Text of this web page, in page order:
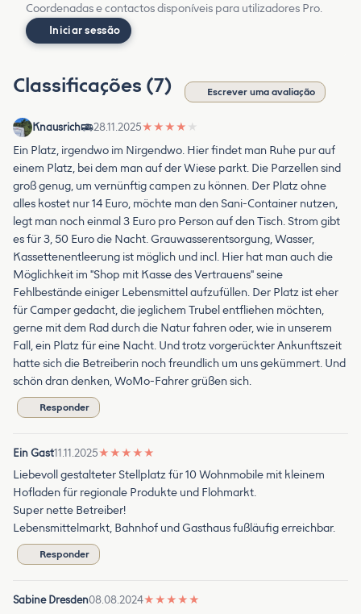
Coordenadas e contactos disponíveis para utilizadores Pro.
Iniciar sessão
Classificações (7) Escrever uma avaliação
Knausrich 28.11.2025★ ★ ★ ★ ★
Ein Platz, irgendwo im Nirgendwo. Hier findet man Ruhe pur auf
einem Platz, bei dem man auf der Wiese parkt. Die Parzellen sind
groß genug, um vernünftig campen zu können. Der Platz ohne
alles kostet nur 14 Euro, möchte man den Sani-Container nutzen,
legt man noch einmal 3 Euro pro Person auf den Tisch. Strom gibt
es für 3, 50 Euro die Nacht. Grauwasserentsorgung, Wasser,
Kassettenentleerung ist möglich und incl. Hier hat man auch die
Möglichkeit im "Shop mit Kasse des Vertrauens" seine
Fehlbestände einiger Lebensmittel aufzufüllen. Der Platz ist eher
für Camper gedacht, die jeglichem Trubel entfliehen möchten,
gerne mit dem Rad durch die Natur fahren oder, wie in unserem
Fall, ein Platz für eine Nacht. Und trotz vorgerückter Ankunftszeit
hatte sich die Betreiberin noch freundlich um uns gekümmert. Und
schön dran denken, WoMo-Fahrer grüßen sich.
Responder
Ein Gast11.11.2025★ ★ ★ ★ ★
Liebevoll gestalteter Stellplatz für 10 Wohnmobile mit kleinem
Hofladen für regionale Produkte und Flohmarkt.
Super nette Betreiber!
Lebensmittelmarkt, Bahnhof und Gasthaus fußläufig erreichbar.
Responder
Sabine Dresden08.08.2024★ ★ ★ ★ ★